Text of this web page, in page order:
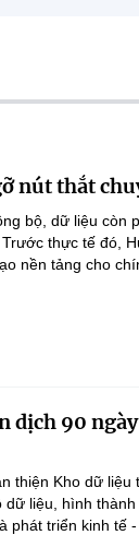
nút thắt
bộ, dữ liệu còn
thực tế đó,
nền tảng cho
dịch 90
thiện Kho dữ
liệu, hình
phát triển kinh tế -